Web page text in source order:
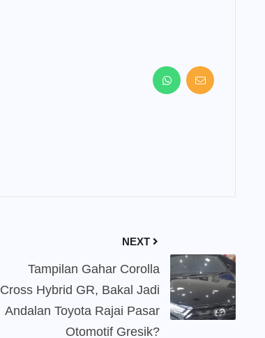
NEXT
Tampilan Gahar Corolla
Cross Hybrid GR, Bakal Jadi
Andalan Toyota Rajai Pasar
Otomotif Gresik?